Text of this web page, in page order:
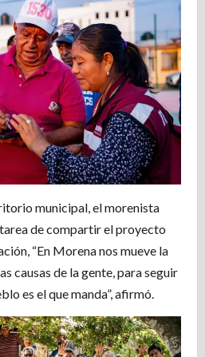
municipal, el morenista
de compartir el proyecto
“En Morena nos mueve la
causas de la gente, para seguir
es el que manda”, afirmó.